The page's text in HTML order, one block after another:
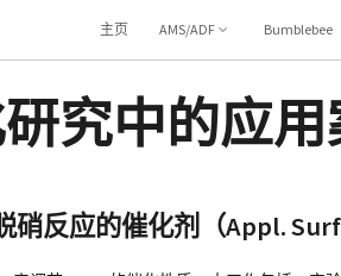
主页 AMS/ADF Bumblebee
究中的应
反应的催化剂（Appl. Surf.